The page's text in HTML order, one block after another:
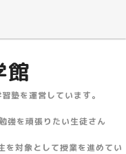
館
塾を運営しています。
りたい生徒さん
対象として授業を進めてい